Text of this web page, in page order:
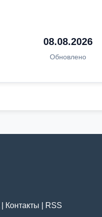
08.08.2026
Обновлено
Контакты RSS